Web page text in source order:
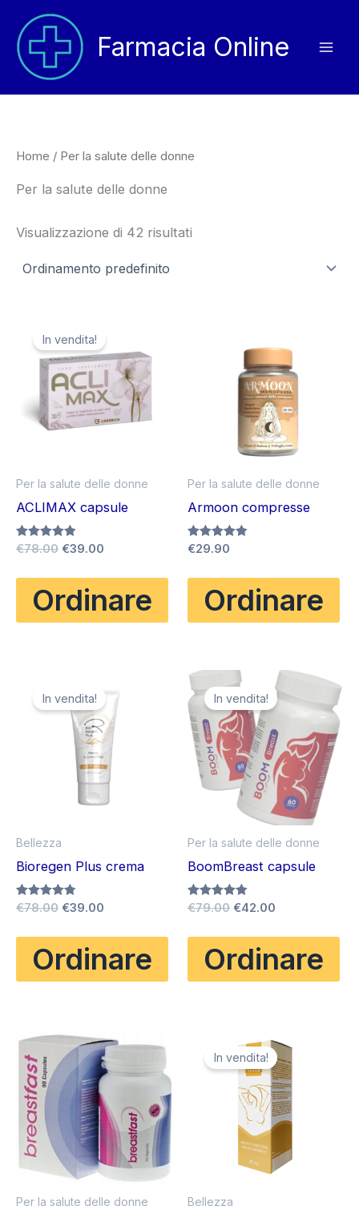
contenuto
Farmacia Online
Home / Per la salute delle donne
Per la salute delle donne
Visualizzazione di 42 risultati
In vendita!
Per la salute delle donne
ACLIMAX capsule
Valutato
€78.00 Il
originale
era:
€78.00.
€39.00
attuale
è:
€39.00.
Ordinare
Per la salute delle donne
Armoon compresse
Valutato
€29.90
Ordinare
In vendita!
Bellezza
Bioregen Plus crema
Valutato
€78.00 Il
originale
era:
€78.00.
€39.00
attuale
è:
€39.00.
Ordinare
In vendita!
Per la salute delle donne
BoomBreast capsule
Valutato
€79.00 Il
originale
era:
€79.00.
€42.00
attuale
è:
€42.00.
Ordinare
Per la salute delle donne
In vendita!
Bellezza